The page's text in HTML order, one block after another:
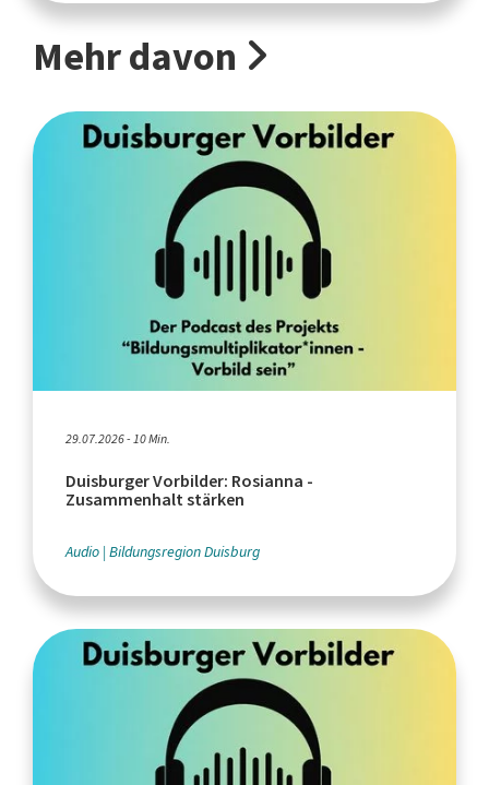
Mehr davon
29.07.2026 - 10 Min.
Duisburger Vorbilder: Rosianna -
Zusammenhalt stärken
Audio Bildungsregion Duisburg